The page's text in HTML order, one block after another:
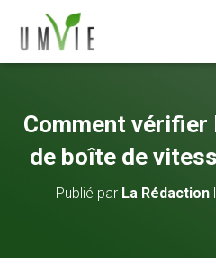
Comment vérifier
de boîte de
Publié par La Rédaction